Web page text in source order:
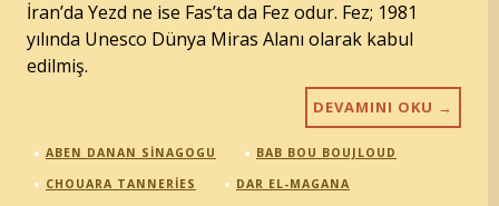
İran’da Yezd ne ise Fas’ta da Fez odur. Fez; 1981
yılında Unesco Dünya Miras Alanı olarak kabul
edilmiş.
DEVAMINI OKU →
ABEN DANAN SINAGOGU
BAB BOU BOUJLOUD
CHOUARA TANNERIES
DAR EL-MAGANA